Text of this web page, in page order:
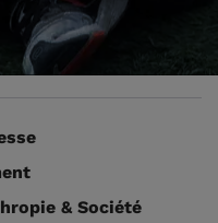
& Société